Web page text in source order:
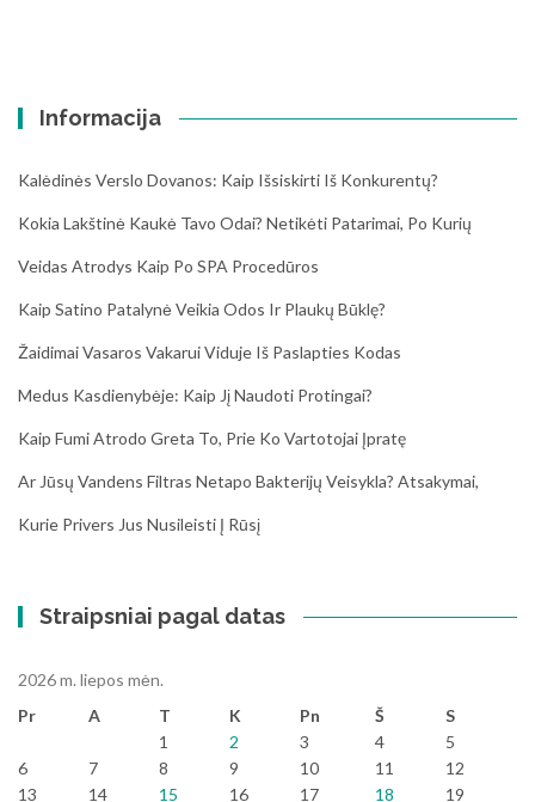
Informacija
Kalėdinės Verslo Dovanos: Kaip Išsiskirti Iš Konkurentų?
Kokia Lakštinė Kaukė Tavo Odai? Netikėti Patarimai, Po Kurių
Veidas Atrodys Kaip Po SPA Procedūros
Kaip Satino Patalynė Veikia Odos Ir Plaukų Būklę?
Žaidimai Vasaros Vakarui Viduje Iš Paslapties Kodas
Medus Kasdienybėje: Kaip Jį Naudoti Protingai?
Kaip Fumi Atrodo Greta To, Prie Ko Vartotojai Įpratę
Ar Jūsų Vandens Filtras Netapo Bakterijų Veisykla? Atsakymai,
Kurie Privers Jus Nusileisti Į Rūsį
Straipsniai pagal datas
2026 m. liepos mėn.
Pr
A T K Pn Š
S
1
2 3 4
5
6
7 8 9 10 11
12
13
14 15 16 17 18
19